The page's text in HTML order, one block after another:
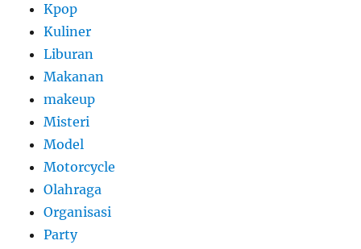
Kpop
Kuliner
Liburan
Makanan
makeup
Misteri
Model
Motorcycle
Olahraga
Organisasi
Party